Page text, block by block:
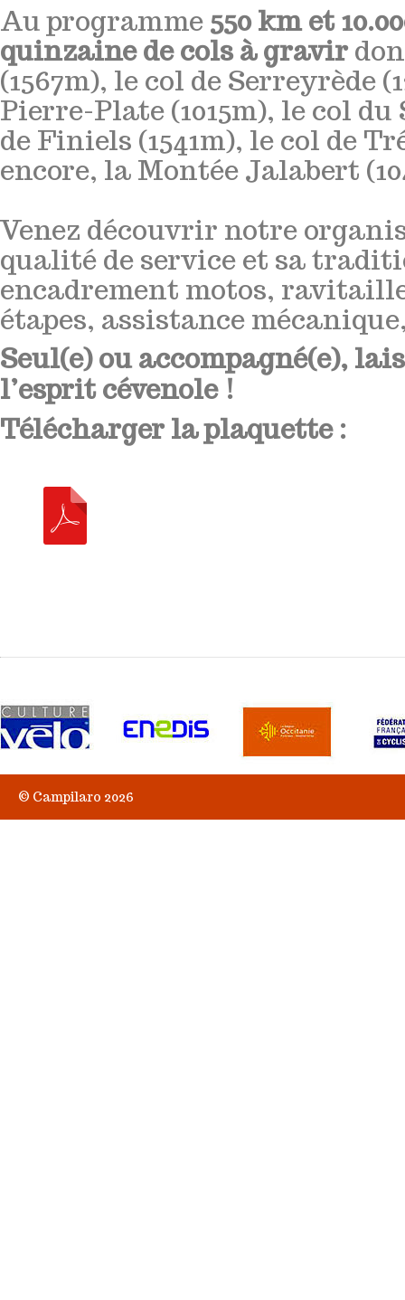
Au programme 550 km et
quinzaine de cols à gravir
(1567m), le col de Serreyrède
Pierre-Plate (1015m), le col du
de Finiels (1541m), le col de
encore, la Montée Jalabert
Venez découvrir notre
qualité de service et sa
encadrement motos,
étapes, assistance
Seul(e) ou accompagné(e),
l’esprit cévenole !
Télécharger la plaquette :
© Campilaro 2026